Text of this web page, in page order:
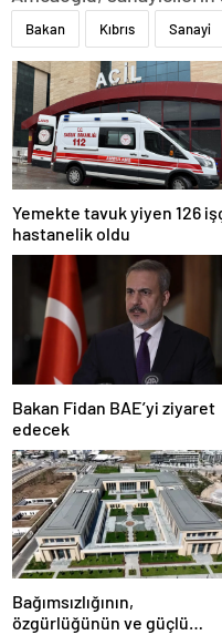
Bakan Kıbrıs Sanayi
Yemekte tavuk yiyen 126
hastanelik oldu
Bakan Fidan BAE’yi ziyaret
edecek
Bağımsızlığının,
özgürlüğünün ve güçlü